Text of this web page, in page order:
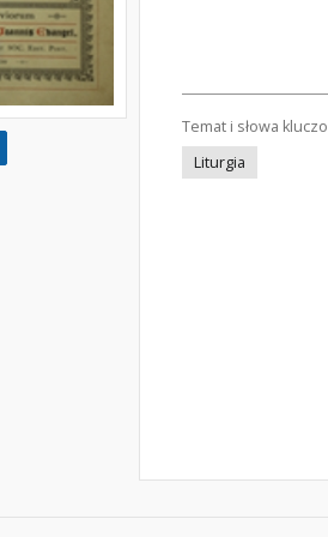
Temat i słowa
Liturgia